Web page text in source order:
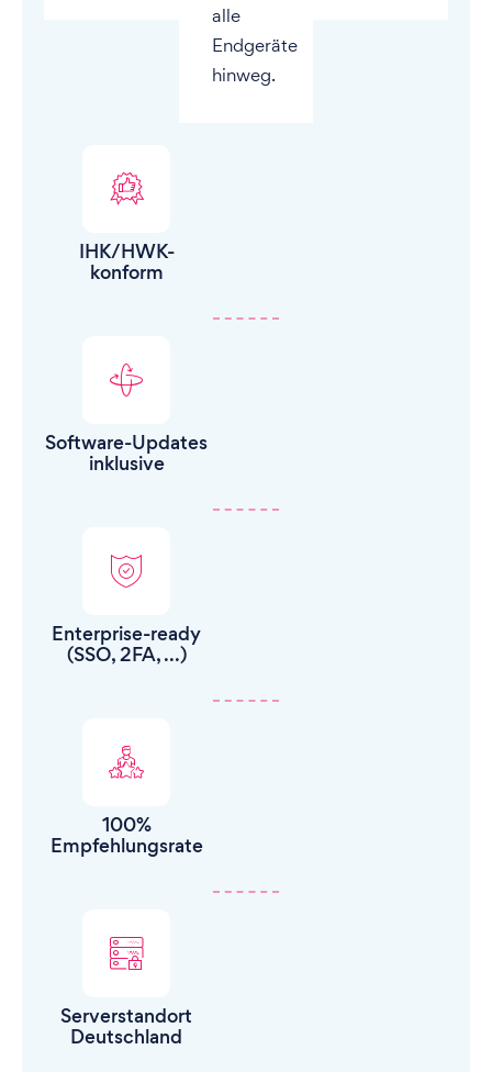
alle
Endgeräte
hinweg.
IHK/HWK-
konform
Software-Updates
inklusive
Enterprise-ready
(SSO, 2FA, ...)
100%
Empfehlungsrate
Serverstandort
Deutschland